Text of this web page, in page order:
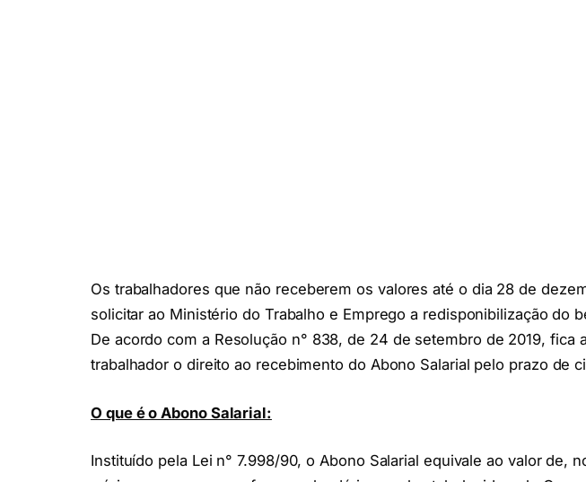
Os trabalhadores que não receberem os valores até o dia 28 de
solicitar ao Ministério do Trabalho e Emprego a redisponibilização do
De acordo com a Resolução n° 838, de 24 de setembro de 2019, fica
trabalhador o direito ao recebimento do Abono Salarial pelo prazo de
O que é o Abono Salarial:
Instituído pela Lei n° 7.998/90, o Abono Salarial equivale ao valor de,